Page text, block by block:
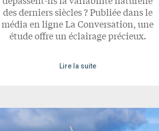
des derniers siècles ? Publiée dans le
média en ligne La Conversation, une
étude offre un éclairage précieux.
Lire la suite